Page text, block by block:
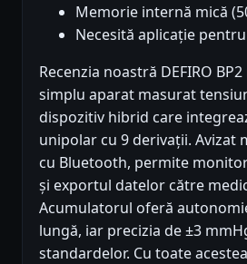
Memorie internă mică
Necesită aplicație
Recenzia noastră DEFIRO
simplu aparat masurat
dispozitiv hibrid care
unipolar cu 9 derivații. Avizat
cu Bluetooth, permite
și exportul datelor către
Acumulatorul oferă
lungă, iar precizia de ±3
standardelor. Cu toate